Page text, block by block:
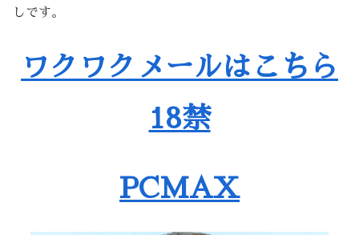
しです。
ワクワクメールはこちら
18禁
PCMAX